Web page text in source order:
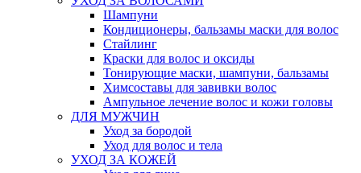
Шампуни
Кондиционеры, бальзамы маски для волос
Стайлинг
Краски для волос и оксиды
Тонирующие маски, шампуни, бальзамы
Химсоставы для завивки волос
Ампульное лечение волос и кожи головы
ДЛЯ МУЖЧИН
Уход за бородой
Уход для волос и тела
УХОД ЗА КОЖЕЙ